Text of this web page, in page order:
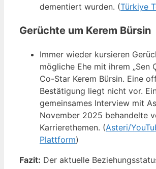
dementiert wurden. (Türkiye
Gerüchte um Kerem Bürsin
Immer wieder kursieren
mögliche Ehe mit ihrem „Sen
Co-Star Kerem Bürsin. Eine
Bestätigung liegt nicht vor.
gemeinsames Interview mit
November 2025 behandelte
Karrierethemen. (Asteri/
Plattform)
Fazit: Der aktuelle